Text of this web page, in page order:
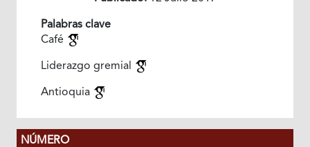
Palabras clave
Café
Liderazgo gremial
Antioquia
NÚMERO